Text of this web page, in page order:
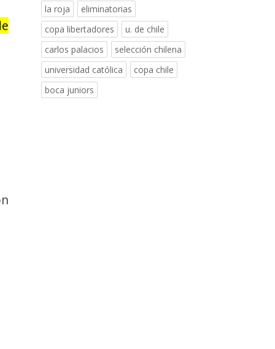
la roja
eliminatorias
copa libertadores
u. de chile
carlos palacios
selección chilena
universidad católica
copa chile
boca juniors